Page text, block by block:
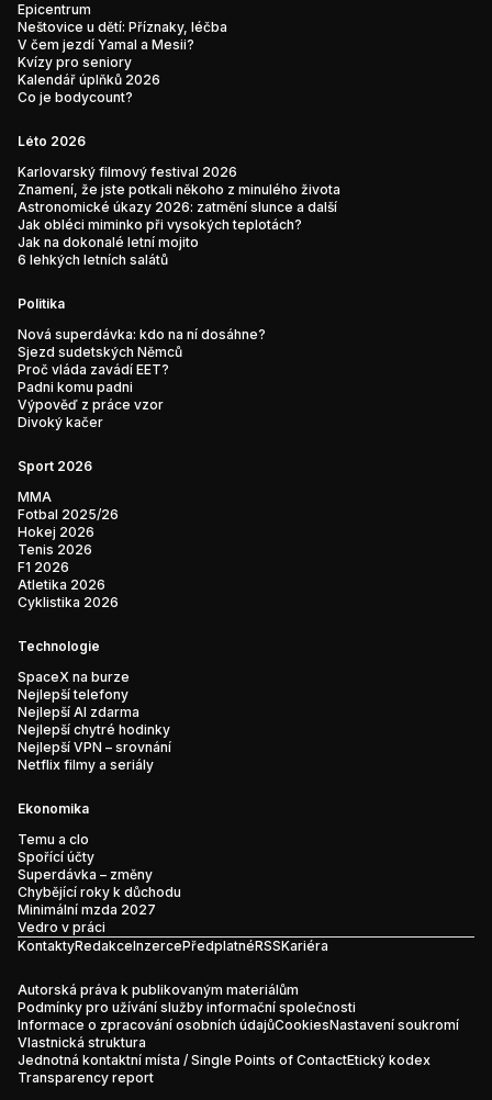
Epicentrum
Neštovice u dětí: Příznaky, léčba
V čem jezdí Yamal a Mesii?
Kvízy pro seniory
Kalendář úplňků 2026
Co je bodycount?
Léto 2026
Karlovarský filmový festival 2026
Znamení, že jste potkali někoho z minulého života
Astronomické úkazy 2026: zatmění slunce a další
Jak obléci miminko při vysokých teplotách?
Jak na dokonalé letní mojito
6 lehkých letních salátů
Politika
Nová superdávka: kdo na ní dosáhne?
Sjezd sudetských Němců
Proč vláda zavádí EET?
Padni komu padni
Výpověď z práce vzor
Divoký kačer
Sport 2026
MMA
Fotbal 2025/26
Hokej 2026
Tenis 2026
F1 2026
Atletika 2026
Cyklistika 2026
Technologie
SpaceX na burze
Nejlepší telefony
Nejlepší AI zdarma
Nejlepší chytré hodinky
Nejlepší VPN – srovnání
Netflix filmy a seriály
Ekonomika
Temu a clo
Spořící účty
Superdávka – změny
Chybějící roky k důchodu
Minimální mzda 2027
Vedro v práci
KontaktyRedakceInzercePředplatnéRSSKariéra
Autorská práva k publikovaným materiálům
Podmínky pro užívání služby informační společnosti
Informace o zpracování osobních údajůCookiesNastavení soukromí
Vlastnická struktura
Jednotná kontaktní místa / Single Points of ContactEtický kodex
Transparency report